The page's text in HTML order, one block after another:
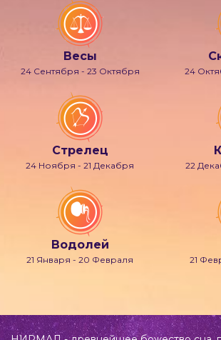
Весы
24 Сентября - 23 Октября 24
Стрелец
24 Ноября - 21 Декабря 22
Водолей
21 Января - 20 Февраля 21